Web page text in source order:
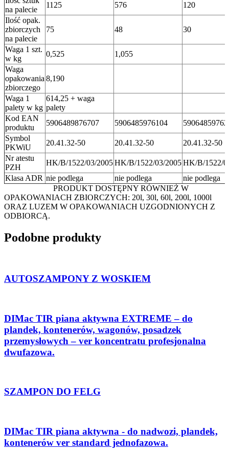
na palecie
1125 576
120
Ilość opak.
zbiorczych
na palecie
75 48 30
Waga 1 szt.
w kg
0,525
1,055
Waga
opakowania
zbiorczego
8,190
Waga 1
palety w kg
614,25 + waga
palety
Kod EAN
produktu
5906489876707 5906485976104
Symbol
PKWiU
20.41.32-50 20.41.32-50
20.41.32-50
Nr atestu
PZH
HK/B/1522/03/2005HK/B/1522/03/2005HK/B/1522/
Klasa ADR nie podlega nie podlega
nie podlega
PRODUKT DOSTĘPNY RÓWNIEŻ W
OPAKOWANIACH ZBIORCZYCH: 20l, 30l, 60l, 200l, 1000l
ORAZ LUZEM W OPAKOWANIACH UZGODNIONYCH Z
ODBIORCĄ.
Podobne produkty
AUTOSZAMPONY Z WOSKIEM
DIMac TIR piana aktywna EXTREME – do
plandek, kontenerów, wagonów, posadzek
przemysłowych – ver koncentratu profesjonalna
dwufazowa.
SZAMPON DO FELG
DIMac TIR piana aktywna - do nadwozi, plandek,
kontenerów ver standard jednofazowa.